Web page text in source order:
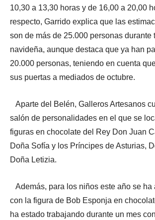
10,30 a 13,30 horas y de 16,00 a 20,00
respecto, Garrido explica que las
son de más de 25.000 personas durante
navideña, aunque destaca que ya han
20.000 personas, teniendo en cuenta
sus puertas a mediados de octubre.
Aparte del Belén, Galleros Artesanos
salón de personalidades en el que se
figuras en chocolate del Rey Don Juan
Doña Sofía y los Príncipes de Asturias,
Doña Letizia.
Además, para los niños este año se ha
con la figura de Bob Esponja en
ha estado trabajando durante un mes